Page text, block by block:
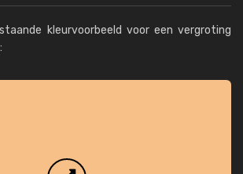
kleurvoorbeeld voor een vergroting